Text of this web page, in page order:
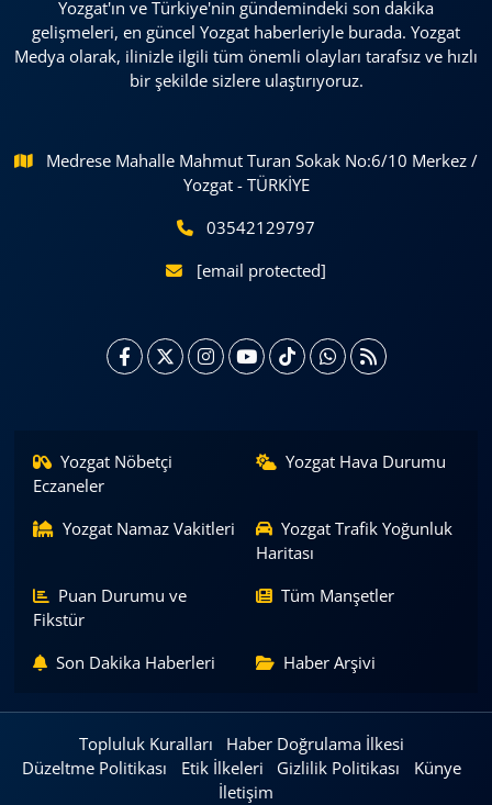
Yozgat'ın ve Türkiye'nin gündemindeki son dakika
gelişmeleri, en güncel Yozgat haberleriyle burada. Yozgat
Medya olarak, ilinizle ilgili tüm önemli olayları tarafsız ve hızlı
bir şekilde sizlere ulaştırıyoruz.
Medrese Mahalle Mahmut Turan Sokak No:6/10 Merkez /
Yozgat - TÜRKİYE
03542129797
[email protected]
Yozgat Nöbetçi
Eczaneler
Yozgat Hava Durumu
Yozgat Namaz Vakitleri
Yozgat Trafik Yoğunluk
Haritası
Puan Durumu ve
Fikstür
Tüm Manşetler
Son Dakika Haberleri Haber Arşivi
Topluluk Kuralları
Haber Doğrulama İlkesi
Düzeltme Politikası
Etik İlkeleri Gizlilik Politikası
Künye
İletişim